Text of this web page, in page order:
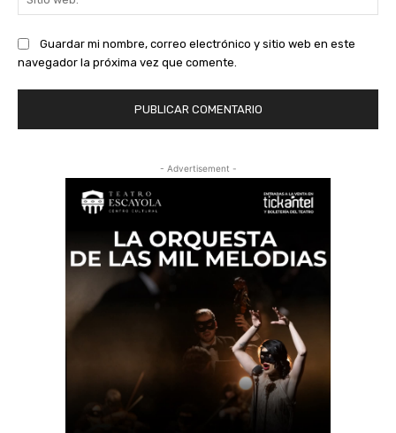
Guardar mi nombre, correo electrónico y sitio web en este
navegador la próxima vez que comente.
- Advertisement -